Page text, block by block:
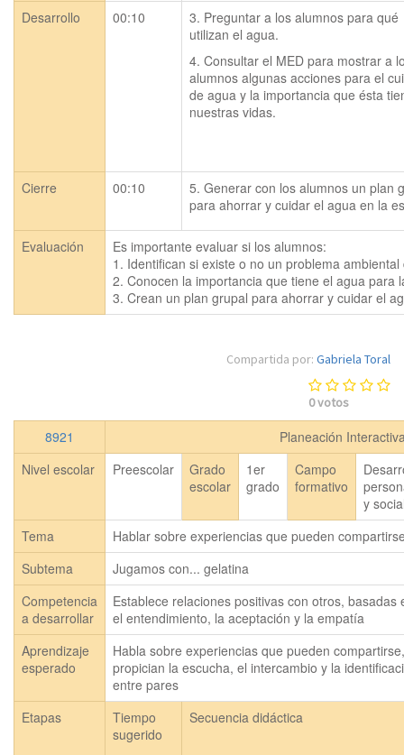
Desarrollo 00:10
3. Preguntar a los alumnos para qué
utilizan el agua.
4. Consultar el MED para mostrar a
alumnos algunas acciones para el
de agua y la importancia que ésta
nuestras vidas.
Cierre 00:10
5. Generar con los alumnos un plan
para ahorrar y cuidar el agua en la
Evaluación
Es importante evaluar si los alumnos:
1. Identifican si existe o no un problema
2. Conocen la importancia que tiene el agua para
3. Crean un plan grupal para ahorrar y cuidar el
Compartida por: Gabriela Toral
0votos
8921
Planeación
Nivel escolar
Preescolar
Grado
escolar
1er
grado
Campo
formativo
y
Tema
Hablar sobre experiencias que pueden
Subtema
Jugamos con... gelatina
Competencia
a desarrollar
Establece relaciones positivas con otros, basadas
el entendimiento, la aceptación y la empatía
Aprendizaje
esperado
Habla sobre experiencias que pueden
propician la escucha, el intercambio y la
entre pares
Etapas
Tiempo
sugerido
Secuencia didáctica